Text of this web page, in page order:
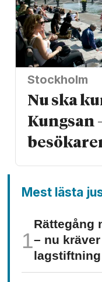
Stockholm
Nu ska
Kungsan
Mest lästa
Rättegång
– nu
lagstiftning